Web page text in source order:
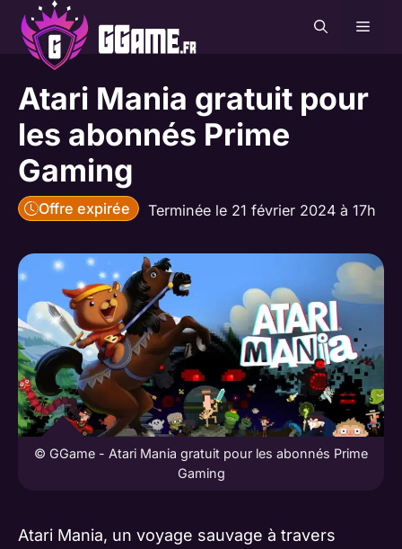
Aller
contenu
Atari Mania gratuit pour
les abonnés Prime
Gaming
Offre expirée Terminée le 21 février 2024 à 17h
© GGame - Atari Mania gratuit pour les abonnés Prime
Gaming
Atari Mania, un voyage sauvage à travers